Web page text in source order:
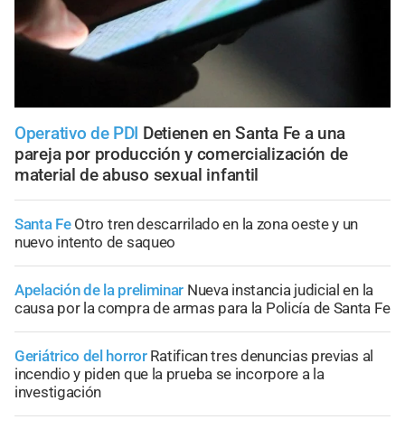
Operativo de PDI Detienen en Santa Fe a una
pareja por producción y comercialización de
material de abuso sexual infantil
Santa Fe Otro tren descarrilado en la zona oeste y un
nuevo intento de saqueo
Apelación de la preliminar Nueva instancia judicial en la
causa por la compra de armas para la Policía de Santa Fe
Geriátrico del horror Ratifican tres denuncias previas al
incendio y piden que la prueba se incorpore a la
investigación